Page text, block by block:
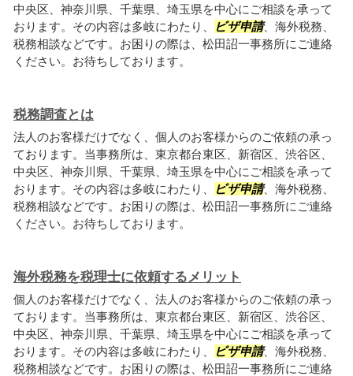
中央区、神奈川県、千葉県、埼玉県を中心にご相談を承って
おります。その内容は多岐にわたり、
ビザ申請、海外税務、
税務相談などです。お困りの際は、松田詔一事務所にご連絡
ください。お待ちしております。
税務調査とは
法人のお客様だけでなく、個人のお客様からのご依頼の承っ
ております。当事務所は、東京都台東区、新宿区、渋谷区、
中央区、神奈川県、千葉県、埼玉県を中心にご相談を承って
おります。その内容は多岐にわたり、
ビザ申請、海外税務、
税務相談などです。お困りの際は、松田詔一事務所にご連絡
ください。お待ちしております。
海外税務を税理士に依頼するメリット
個人のお客様だけでなく、法人のお客様からのご依頼の承っ
ております。当事務所は、東京都台東区、新宿区、渋谷区、
中央区、神奈川県、千葉県、埼玉県を中心にご相談を承って
おります。その内容は多岐にわたり、
ビザ申請、海外税務、
税務相談などです。お困りの際は、松田詔一事務所にご連絡